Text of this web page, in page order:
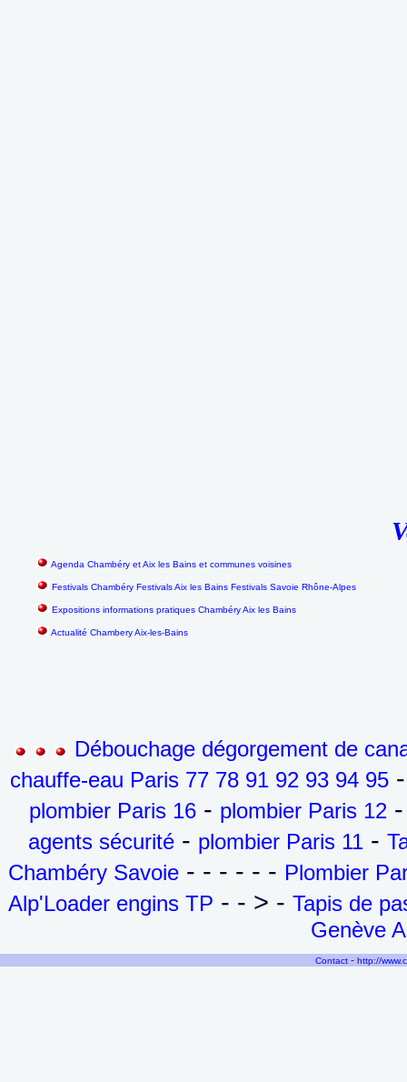
Agenda Chambéry et Aix les Bains et communes voisines
Festivals Chambéry Festivals Aix les Bains Festivals Savoie Rhône-Alpes
Expositions informations pratiques Chambéry Aix les Bains
Actualité Chambery Aix-les-Bains
Débouchage dégorgement de
chauffe-eau Paris 77 78 91 92 93 94 95
plombier Paris 16 - plombier Paris 12
agents sécurité - plombier Paris 11 -
Chambéry Savoie - - - - - - Plombier
Alp'Loader engins TP - - > - Tapis de
Genève
Contact - http://